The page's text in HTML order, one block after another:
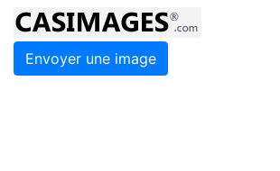
Envoyer une image